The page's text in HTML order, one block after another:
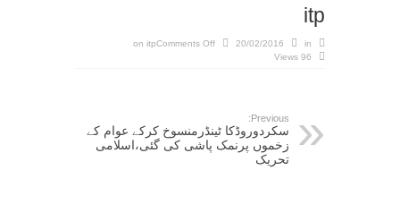
itp
in
20/02/2016
Comments Off
on itp
96 Views
Previous:
سکردوروڈکا ٹینڈرمنسوخ کرکے عوام کے
زخموں پرنمک پاشی کی گئی،اسلامی
تحریک